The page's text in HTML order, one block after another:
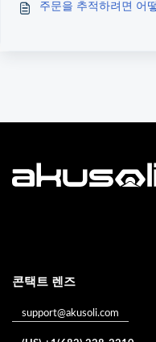
주문을 추적하려면 어
콘택트 렌즈
support@akusoli.com